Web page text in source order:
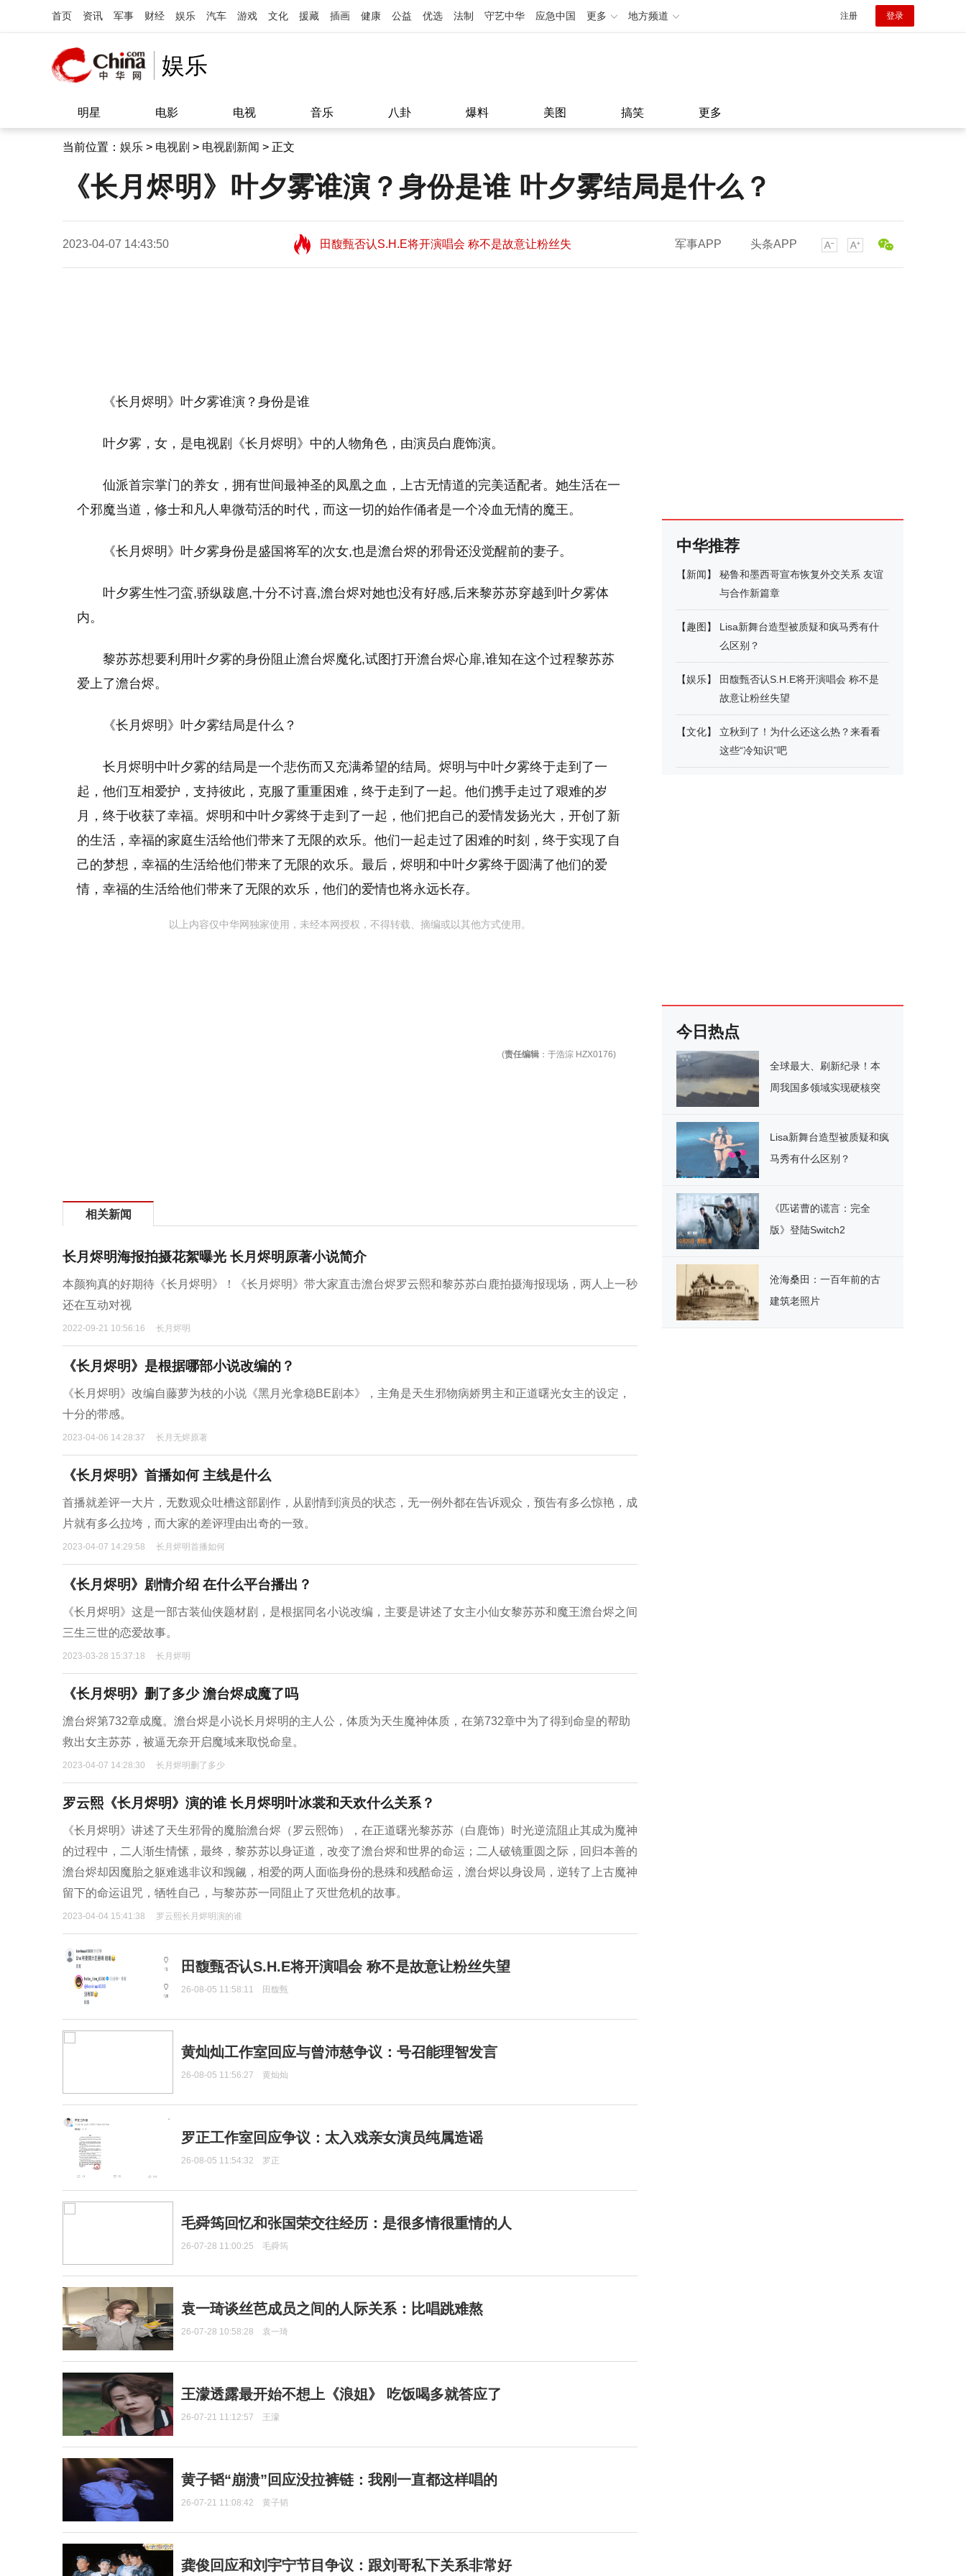
首页 资讯 军事 财经 娱乐 汽车 游戏 文化 援藏 插画 健康 公益 优选 法制 守艺中华 应急中国 更多 地方频道 注册 登录
娱乐
明星 电影 电视 音乐 八卦 爆料 美图 搞笑 更多
当前位置： 娱乐 > 电视剧 > 电视剧新闻 > 正文
《长月烬明》叶夕雾谁演？身份是谁 叶夕雾结局是什么？
2023-04-07 14:43:50
田馥甄否认S.H.E将开演唱会 称不是故意让粉丝失
望11:08
田馥甄否认S.H.E将开演唱会 称不是故意让粉丝失
军事APP 头条APP
《长月烬明》叶夕雾谁演？身份是谁
叶夕雾，女，是电视剧《长月烬明》中的人物角色，由演员白鹿饰演。
仙派首宗掌门的养女，拥有世间最神圣的凤凰之血，上古无情道的完美适配者。她生活在一
个邪魔当道，修士和凡人卑微苟活的时代，而这一切的始作俑者是一个冷血无情的魔王。
《长月烬明》叶夕雾身份是盛国将军的次女,也是澹台烬的邪骨还没觉醒前的妻子。
叶夕雾生性刁蛮,骄纵跋扈,十分不讨喜,澹台烬对她也没有好感,后来黎苏苏穿越到叶夕雾体
内。
黎苏苏想要利用叶夕雾的身份阻止澹台烬魔化,试图打开澹台烬心扉,谁知在这个过程黎苏苏
爱上了澹台烬。
《长月烬明》叶夕雾结局是什么？
长月烬明中叶夕雾的结局是一个悲伤而又充满希望的结局。烬明与中叶夕雾终于走到了一
起，他们互相爱护，支持彼此，克服了重重困难，终于走到了一起。他们携手走过了艰难的岁
月，终于收获了幸福。烬明和中叶夕雾终于走到了一起，他们把自己的爱情发扬光大，开创了新
的生活，幸福的家庭生活给他们带来了无限的欢乐。他们一起走过了困难的时刻，终于实现了自
己的梦想，幸福的生活给他们带来了无限的欢乐。最后，烬明和中叶夕雾终于圆满了他们的爱
情，幸福的生活给他们带来了无限的欢乐，他们的爱情也将永远长存。
以上内容仅中华网独家使用，未经本网授权，不得转载、摘编或以其他方式使用。
(责任编辑 ：于浩淙 HZX0176)
相关新闻
长月烬明海报拍摄花絮曝光 长月烬明原著小说简介
本颜狗真的好期待《长月烬明》！《长月烬明》带大家直击澹台烬罗云熙和黎苏苏白鹿拍摄海报现场，两人上一秒
还在互动对视
2022-09-21 10:56:16 长月烬明
《长月烬明》是根据哪部小说改编的？
《长月烬明》改编自藤萝为枝的小说《黑月光拿稳BE剧本》，主角是天生邪物病娇男主和正道曙光女主的设定，
十分的带感。
2023-04-06 14:28:37 长月无烬原著
《长月烬明》首播如何 主线是什么
首播就差评一大片，无数观众吐槽这部剧作，从剧情到演员的状态，无一例外都在告诉观众，预告有多么惊艳，成
片就有多么拉垮，而大家的差评理由出奇的一致。
2023-04-07 14:29:58 长月烬明首播如何
《长月烬明》剧情介绍 在什么平台播出？
《长月烬明》这是一部古装仙侠题材剧，是根据同名小说改编，主要是讲述了女主小仙女黎苏苏和魔王澹台烬之间
三生三世的恋爱故事。
2023-03-28 15:37:18 长月烬明
《长月烬明》删了多少 澹台烬成魔了吗
澹台烬第732章成魔。澹台烬是小说长月烬明的主人公，体质为天生魔神体质，在第732章中为了得到命皇的帮助
救出女主苏苏，被逼无奈开启魔域来取悦命皇。
2023-04-07 14:28:30 长月烬明删了多少
罗云熙《长月烬明》演的谁 长月烬明叶冰裳和天欢什么关系？
《长月烬明》讲述了天生邪骨的魔胎澹台烬（罗云熙饰），在正道曙光黎苏苏（白鹿饰）时光逆流阻止其成为魔神
的过程中，二人渐生情愫，最终，黎苏苏以身证道，改变了澹台烬和世界的命运；二人破镜重圆之际，回归本善的
澹台烬却因魔胎之躯难逃非议和觊觎，相爱的两人面临身份的悬殊和残酷命运，澹台烬以身设局，逆转了上古魔神
留下的命运诅咒，牺牲自己，与黎苏苏一同阻止了灭世危机的故事。
2023-04-04 15:41:38 罗云熙长月烬明演的谁
田馥甄否认S.H.E将开演唱会 称不是故意让粉丝失望
26-08-05 11:58:11 田馥甄
黄灿灿工作室回应与曾沛慈争议：号召能理智发言
26-08-05 11:56:27 黄灿灿
罗正工作室回应争议：太入戏亲女演员纯属造谣
26-08-05 11:54:32 罗正
毛舜筠回忆和张国荣交往经历：是很多情很重情的人
26-07-28 11:00:25 毛舜筠
袁一琦谈丝芭成员之间的人际关系：比唱跳难熬
26-07-28 10:58:28 袁一琦
王濛透露最开始不想上《浪姐》 吃饭喝多就答应了
26-07-21 11:12:57 王濛
黄子韬“崩溃”回应没拉裤链：我刚一直都这样唱的
26-07-21 11:08:42 黄子韬
龚俊回应和刘宇宁节目争议：跟刘哥私下关系非常好
中华推荐
【新闻】
秘鲁和墨西哥宣布恢复外交关系 友谊
与合作新篇章
【趣图 】
Lisa新舞台造型被质疑和疯马秀有什
么区别？
【娱乐】
田馥甄否认S.H.E将开演唱会 称不是
故意让粉丝失望
【文化】
立秋到了！为什么还这么热？来看看
这些“冷知识”吧
今日热点
全球最大、刷新纪录！本
周我国多领域实现硬核突
Lisa新舞台造型被质疑和疯
马秀有什么区别？
《匹诺曹的谎言：完全
版》登陆Switch2
沧海桑田：一百年前的古
建筑老照片